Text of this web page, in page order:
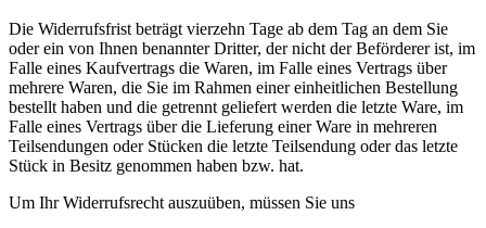
Die Widerrufsfrist beträgt vierzehn Tage ab dem Tag an dem Sie
oder ein von Ihnen benannter Dritter, der nicht der Beförderer ist, im
Falle eines Kaufvertrags die Waren, im Falle eines Vertrags über
mehrere Waren, die Sie im Rahmen einer einheitlichen Bestellung
bestellt haben und die getrennt geliefert werden die letzte Ware, im
Falle eines Vertrags über die Lieferung einer Ware in mehreren
Teilsendungen oder Stücken die letzte Teilsendung oder das letzte
Stück in Besitz genommen haben bzw. hat.
Um Ihr Widerrufsrecht auszuüben, müssen Sie uns